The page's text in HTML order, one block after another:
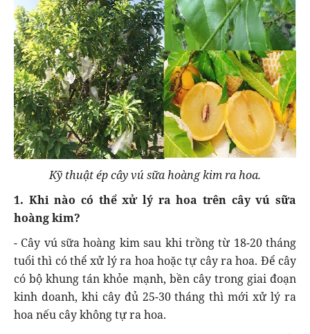
Kỹ thuật ép cây vú sữa hoàng kim ra hoa.
1. Khi nào có thể xử lý ra hoa trên cây vú sữa
hoàng kim?
- Cây vú sữa hoàng kim sau khi trồng từ 18-20 tháng
tuổi thì có thể xử lý ra hoa hoặc tự cây ra hoa. Để cây
có bộ khung tán khỏe mạnh, bền cây trong giai đoạn
kinh doanh, khi cây đủ 25-30 tháng thì mới xử lý ra
hoa nếu cây không tự ra hoa.